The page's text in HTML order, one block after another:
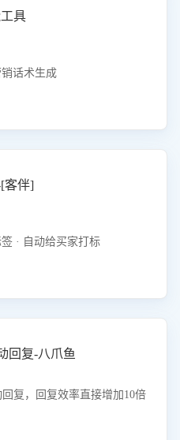
具
销话术生成
客伴]
· 自动给买家打标
回复-八爪鱼
复，回复效率直接增加10倍